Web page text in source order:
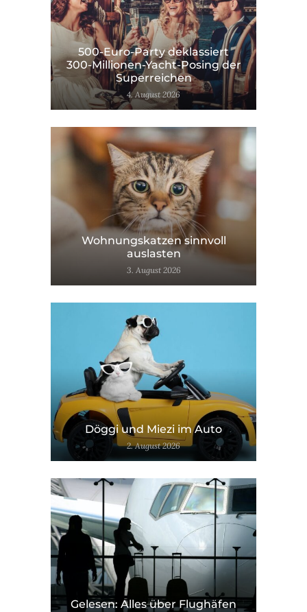
500-Euro-Party deklassiert
300-Millionen-Yacht-Posing der
Superreichen
4. August 2026
Wohnungskatzen sinnvoll
auslasten
3. August 2026
Döggi und Miezi im Auto
2. August 2026
Gelesen: Alles über Flughäfen